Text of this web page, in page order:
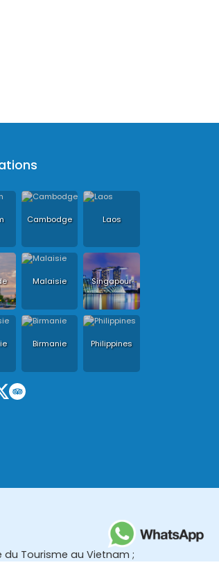
Cambodge Laos
Malaisie Singapour
Birmanie Philippines
du Tourisme au Vietnam ;